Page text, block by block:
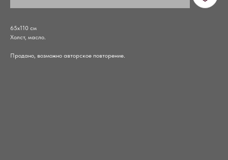
65х110 см
Холст, масло.
Продано, возможно авторское повторение.